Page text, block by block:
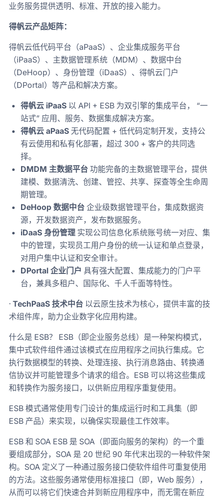
业务服务提供透明、标准、开放的接入能力。
得帆云产品矩阵：
得帆云低代码平台（aPaaS）、企业集成服务平台
（iPaaS）、主数据管理系统（MDM）、数据中台
（DeHoop）、身份管理（iDaaS）、得帆云门户
（DPortal）等产品和解决方案。
得帆云 iPaaS 以 API + ESB 为双引擎的集成平台， “一
站式” 应用、服务、数据集成解决方案。
得帆云 aPaaS 无代码配置 + 低代码定制开发，支持公
有云使用和私有化部署，超过 300 + 客户的共同选
择。
DMDM 主数据平台 功能完备的主数据管理平台，提供
建模、数据清洗、创建、管控、共享、探查等全生命周
期管理。
DeHoop 数据中台 企业级数据管理平台，集成数据资
源，开发数据资产，发布数据服务。
iDaaS 身份管理 实现公司信息化系统账号统一对应、集
中的管理，实现员工用户身份的统一认证和单点登录，
对用户集中认证和安全审计。
DPortal 企业门户 具有强大配置、集成能力的门户平
台，兼具多租户、国际化、千人千面等特性。
· TechPaaS 技术中台 以云原生技术为核心，提供丰富的技
术组件库，助力企业数字化应用构建。
什么是 ESB？ ESB（即企业服务总线）是一种架构模式，
集中式软件组件通过该模式在应用程序之间执行集成。它
执行数据模型的转换、处理连接、执行消息路由、转换通
信协议并可能管理多个请求的组合。ESB 可以将这些集成
和转换作为服务接口，以供新应用程序重复使用。
ESB 模式通常使用专门设计的集成运行时和工具集（即
ESB 产品）来实现，以确保实现最佳工作效率。
ESB 和 SOA ESB 是 SOA（即面向服务的架构）的一个重
要组成部分，SOA 是 20 世纪 90 年代末出现的一种软件架
构。SOA 定义了一种通过服务接口使软件组件可重复使用
的方法。这些服务通常使用标准接口（即，Web 服务），
从而可以将它们快速合并到新应用程序中，而无需在新应